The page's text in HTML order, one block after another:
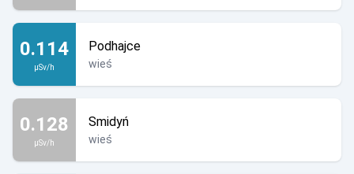
0.114
µSv/h
Podhajce
wieś
0.128
µSv/h
Smidyń
wieś